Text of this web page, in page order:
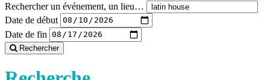
Rechercher un événement, un lieu…
Date de début
Date de fin
Rechercher